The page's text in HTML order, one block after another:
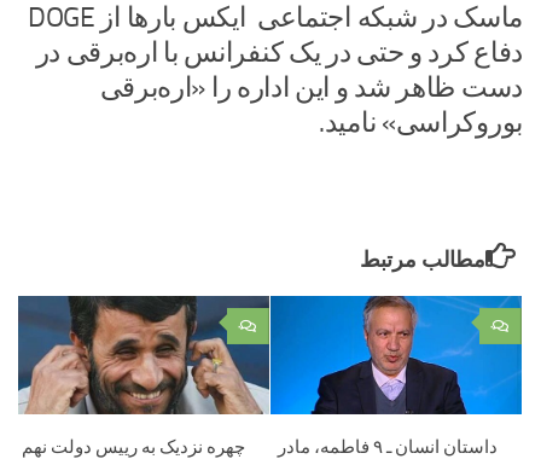
ماسک در شبکه اجتماعی ایکس بارها از DOGE
دفاع کرد و حتی در یک کنفرانس با اره‌برقی در
دست ظاهر شد و این اداره را «اره‌برقی
بوروکراسی» نامید.
مطالب مرتبط
۰
چهره نزدیک به رییس دولت نهم
۰
داستان انسان ـ ۹ فاطمه، مادر